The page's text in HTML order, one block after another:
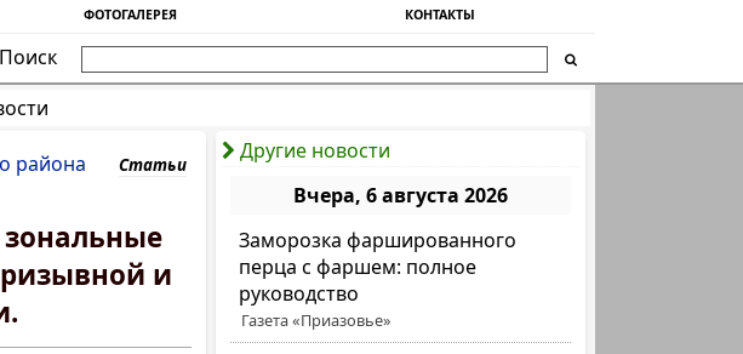
ФОТОГАЛЕРЕЯ КОНТАКТЫ
Поиск
Другие новости
Вчера, 6 августа 2026
Заморозка фаршированного
перца с фаршем: полное
руководство
Газета «Приазовье»
района Статьи
и